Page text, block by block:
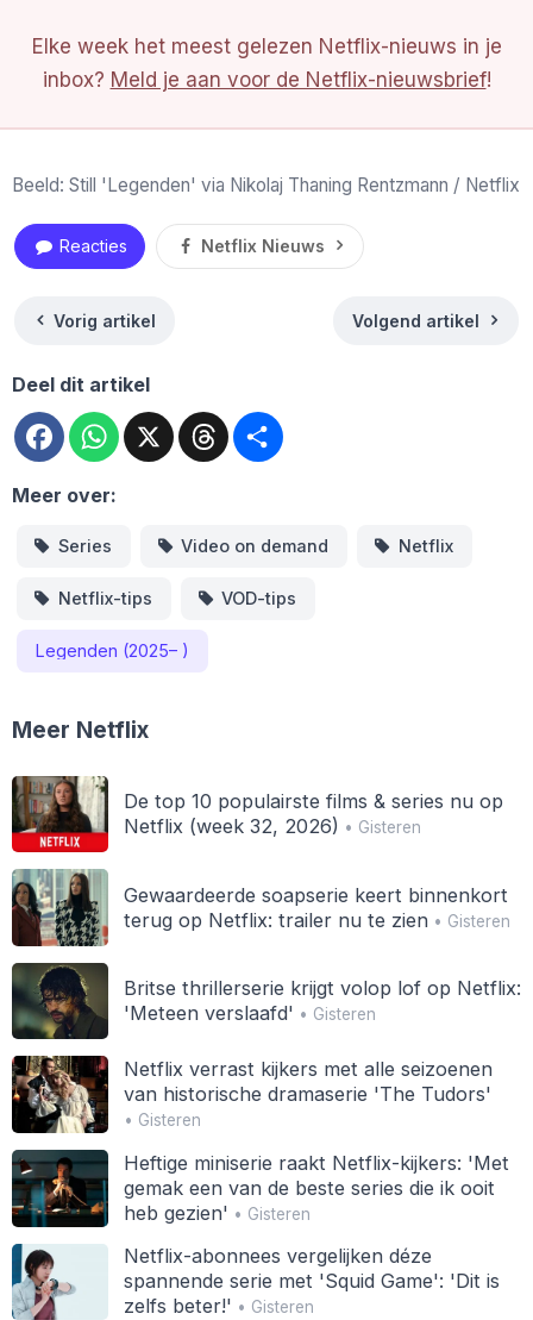
Elke week het meest gelezen Netflix-nieuws in je
inbox? Meld je aan voor de Netflix-nieuwsbrief!
Beeld: Still 'Legenden' via Nikolaj Thaning Rentzmann / Netflix
Reacties Netflix Nieuws
Vorig artikel Volgend artikel
Deel dit artikel
FacebookWhatsApp
X Threads
Meer over:
Series Video on demand Netflix
Netflix-tips VOD-tips
Legenden (2025– )
Meer Netflix
De top 10 populairste films & series nu op
Netflix (week 32, 2026) • Gisteren
Gewaardeerde soapserie keert binnenkort
terug op Netflix: trailer nu te zien• Gisteren
Britse thrillerserie krijgt volop lof op Netflix:
'Meteen verslaafd' • Gisteren
Netflix verrast kijkers met alle seizoenen
van historische dramaserie 'The Tudors'
• Gisteren
Heftige miniserie raakt Netflix-kijkers: 'Met
gemak een van de beste series die ik ooit
heb gezien' • Gisteren
Netflix-abonnees vergelijken déze
spannende serie met 'Squid Game': 'Dit is
zelfs beter!' • Gisteren